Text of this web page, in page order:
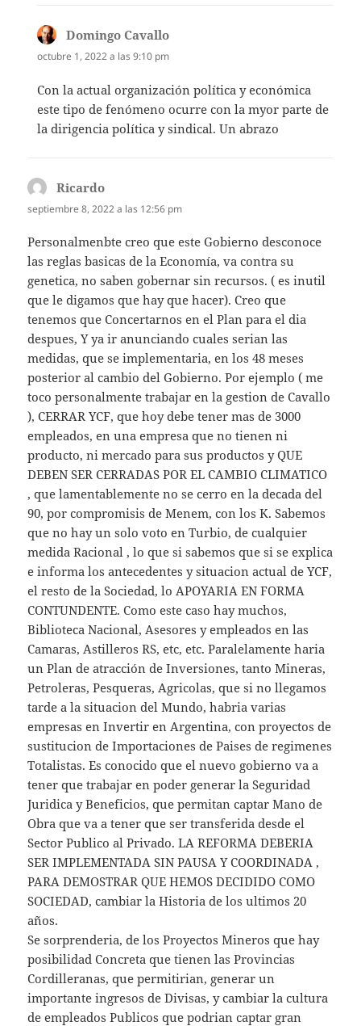
Domingo Cavallo
octubre 1, 2022 a las 9:10 pm
Con la actual organización política y económica
este tipo de fenómeno ocurre con la myor parte de
la dirigencia política y sindical. Un abrazo
Ricardo
septiembre 8, 2022 a las 12:56 pm
Personalmenbte creo que este Gobierno desconoce
las reglas basicas de la Economía, va contra su
genetica, no saben gobernar sin recursos. ( es inutil
que le digamos que hay que hacer). Creo que
tenemos que Concertarnos en el Plan para el dia
despues, Y ya ir anunciando cuales serian las
medidas, que se implementaria, en los 48 meses
posterior al cambio del Gobierno. Por ejemplo ( me
toco personalmente trabajar en la gestion de Cavallo
), CERRAR YCF, que hoy debe tener mas de 3000
empleados, en una empresa que no tienen ni
producto, ni mercado para sus productos y QUE
DEBEN SER CERRADAS POR EL CAMBIO CLIMATICO
, que lamentablemente no se cerro en la decada del
90, por compromisis de Menem, con los K. Sabemos
que no hay un solo voto en Turbio, de cualquier
medida Racional , lo que si sabemos que si se explica
e informa los antecedentes y situacion actual de YCF,
el resto de la Sociedad, lo APOYARIA EN FORMA
CONTUNDENTE. Como este caso hay muchos,
Biblioteca Nacional, Asesores y empleados en las
Camaras, Astilleros RS, etc, etc. Paralelamente haria
un Plan de atracción de Inversiones, tanto Mineras,
Petroleras, Pesqueras, Agricolas, que si no llegamos
tarde a la situacion del Mundo, habria varias
empresas en Invertir en Argentina, con proyectos de
sustitucion de Importaciones de Paises de regimenes
Totalistas. Es conocido que el nuevo gobierno va a
tener que trabajar en poder generar la Seguridad
Juridica y Beneficios, que permitan captar Mano de
Obra que va a tener que ser transferida desde el
Sector Publico al Privado. LA REFORMA DEBERIA
SER IMPLEMENTADA SIN PAUSA Y COORDINADA ,
PARA DEMOSTRAR QUE HEMOS DECIDIDO COMO
SOCIEDAD, cambiar la Historia de los ultimos 20
años.
Se sorprenderia, de los Proyectos Mineros que hay
posibilidad Concreta que tienen las Provincias
Cordilleranas, que permitirian, generar un
importante ingresos de Divisas, y cambiar la cultura
de empleados Publicos que podrian captar gran